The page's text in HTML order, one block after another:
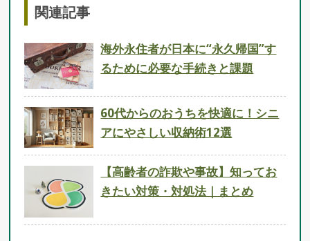
関連記事
海外永住者が日本に“永久帰国”す
るために必要な手続きと課題
60代からのおうちを快適に！シニ
アにやさしい収納術12選
【高齢者の詐欺や事故】知ってお
きたい対策・対処法｜まとめ